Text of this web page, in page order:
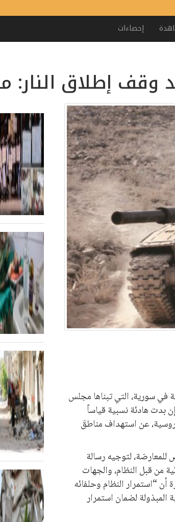
إحصاءات
إطلاق النار:
في سورية، التي تبناها مجلس
2268، لكنها ساعاتٌ -وإن بدت هادئة نسبية قياساً
عن استهداف مناطقَ
للمعارضة، لتوجيه رسالة
من قبل النظام، والجهات
“استمرار النظام وحلفائه
لضمان استمرار